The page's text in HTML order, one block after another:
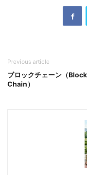
Previous article
ブロックチェーン（Block
Chain）